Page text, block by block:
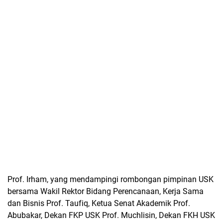
Prof. Irham, yang mendampingi rombongan pimpinan USK
bersama Wakil Rektor Bidang Perencanaan, Kerja Sama
dan Bisnis Prof. Taufiq, Ketua Senat Akademik Prof.
Abubakar, Dekan FKP USK Prof. Muchlisin, Dekan FKH USK